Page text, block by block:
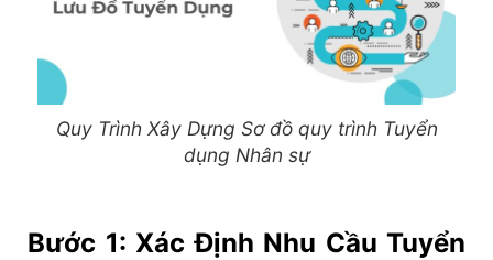
Quy Trình Xây Dựng Sơ đồ quy trình Tuyển
dụng Nhân sự
Bước 1: Xác Định Nhu Cầu Tuyển